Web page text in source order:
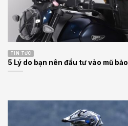
TIN TỨC
5 Lý do bạn nên đầu tư vào mũ